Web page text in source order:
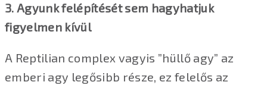
3. Agyunk felépítését sem hagyhatjuk
figyelmen kívül
A Reptilian complex vagyis ”hüllő agy” az
emberi agy legősibb része, ez felelős az